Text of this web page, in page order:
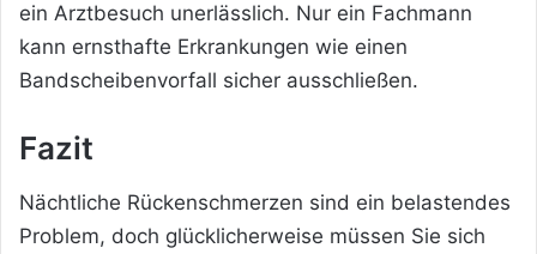
ein Arztbesuch unerlässlich. Nur ein Fachmann
kann ernsthafte Erkrankungen wie einen
Bandscheibenvorfall sicher ausschließen.
Fazit
Nächtliche Rückenschmerzen sind ein belastendes
Problem, doch glücklicherweise müssen Sie sich